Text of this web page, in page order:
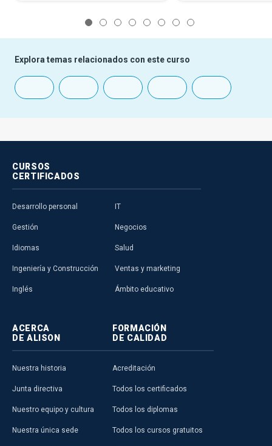
Explora temas relacionados con este curso
CURSOS
CERTIFICADOS
Desarrollo personal
Gestión
Idiomas
Ingeniería y Construcción
Inglés
IT
Negocios
Salud
Ventas y marketing
Ámbito educativo
ACERCA
DE ALISON
Nuestra historia
Junta directiva
Nuestro equipo y cultura
Nuestra única sede
FORMACIÓN
DE CALIDAD
Acreditación
Todos los certificados
Todos los diplomas
Todos los cursos gratuitos